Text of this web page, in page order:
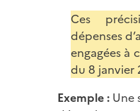
Ces
dépenses
engagées à
du 8 janvier
Exemple :Une